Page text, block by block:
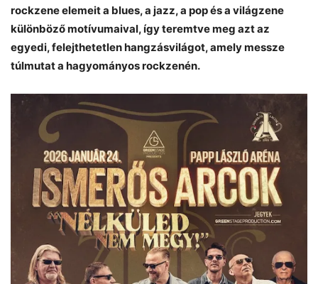
rockzene elemeit a blues, a jazz, a pop és a világzene
különböző motívumaival, így teremtve meg azt az
egyedi, felejthetetlen hangzásvilágot, amely messze
túlmutat a hagyományos rockzenén.